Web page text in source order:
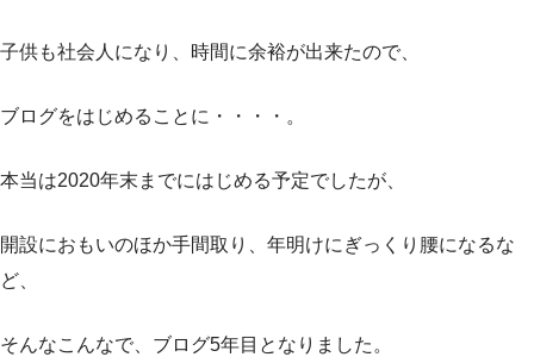
子供も社会人になり、時間に余裕が出来たので、
ブログをはじめることに・・・・。
本当は2020年末までにはじめる予定でしたが、
開設におもいのほか手間取り、年明けにぎっくり腰になるな
ど、
そんなこんなで、ブログ5年目となりました。